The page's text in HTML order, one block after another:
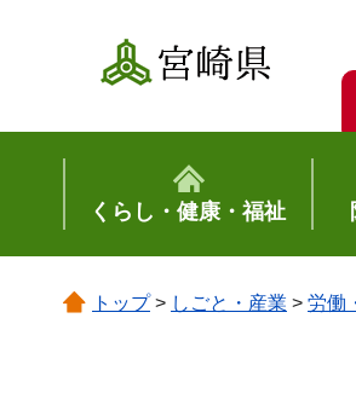
宮崎県
くらし・健康・福祉
トップ> しごと・産業 > 労働